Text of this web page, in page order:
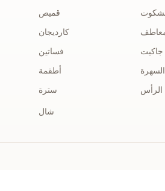
الظلية
نوع النسيج
قميص
كارديجان
فساتين
أطقمة
سترة
جاكيت
الرأس
شال